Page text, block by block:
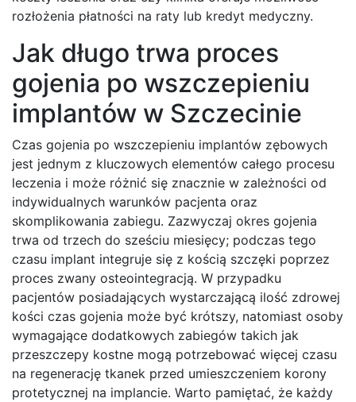
rozłożenia płatności na raty lub kredyt medyczny.
Jak długo trwa proces
gojenia po wszczepieniu
implantów w Szczecinie
Czas gojenia po wszczepieniu implantów zębowych
jest jednym z kluczowych elementów całego procesu
leczenia i może różnić się znacznie w zależności od
indywidualnych warunków pacjenta oraz
skomplikowania zabiegu. Zazwyczaj okres gojenia
trwa od trzech do sześciu miesięcy; podczas tego
czasu implant integruje się z kością szczęki poprzez
proces zwany osteointegracją. W przypadku
pacjentów posiadających wystarczającą ilość zdrowej
kości czas gojenia może być krótszy, natomiast osoby
wymagające dodatkowych zabiegów takich jak
przeszczepy kostne mogą potrzebować więcej czasu
na regenerację tkanek przed umieszczeniem korony
protetycznej na implancie. Warto pamiętać, że każdy